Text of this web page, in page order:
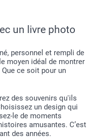
un livre photo
personnel et rempli de
moyen idéal de montrer
ce soit pour un
des souvenirs qu'ils
un design qui
le de moments
amusantes. C’est
des années.